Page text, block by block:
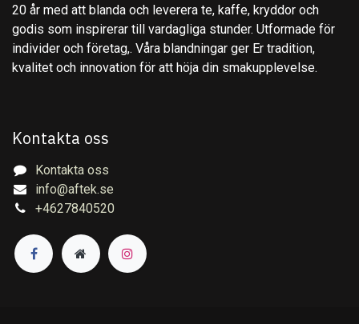
20 år med att blanda och leverera te, kaffe, kryddor och
godis som inspirerar till vardagliga stunder. Utformade för
individer och företag,. Våra blandningar ger Er tradition,
kvalitet och innovation för att höja din smakupplevelse.
Kontakta oss
Kontakta oss
info@aftek.se
+4627840520